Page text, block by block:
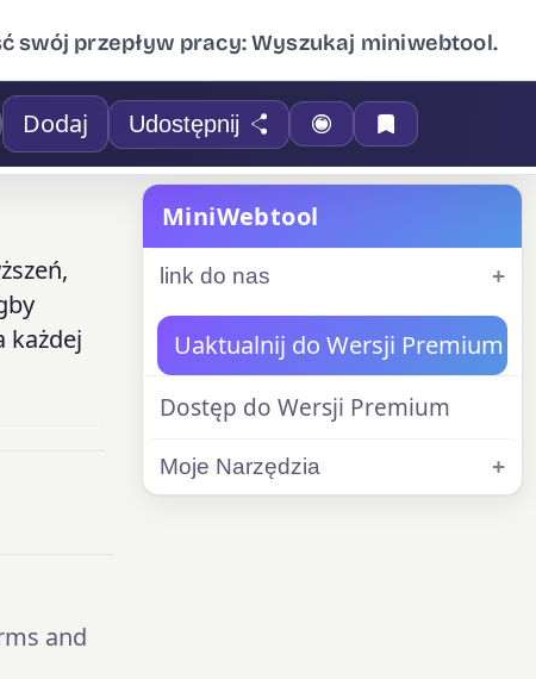
swój przepływ pracy: Wyszukaj miniwebtool.
Dodaj Udostępnij
każdej
MiniWebtool
link do nas
Uaktualnij do Wersji Premium
Dostęp do Wersji Premium
Moje Narzędzia
and